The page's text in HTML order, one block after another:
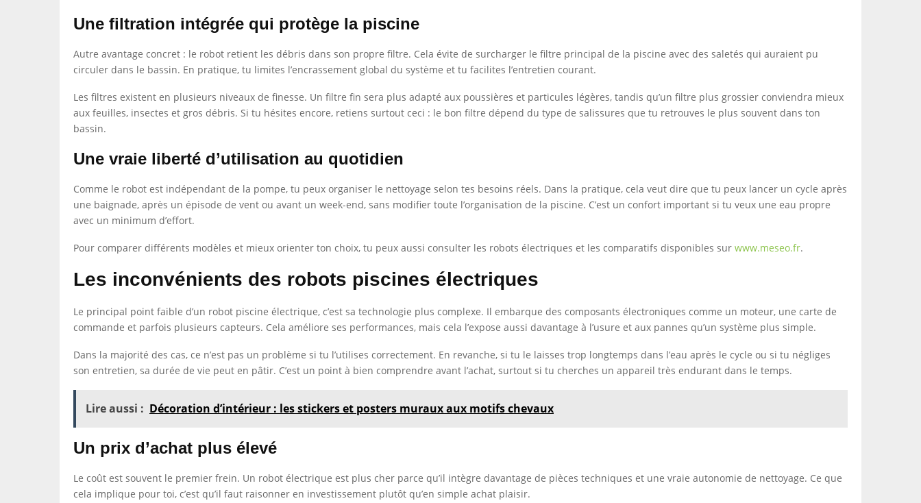
Une filtration intégrée qui protège la piscine
Autre avantage concret : le robot retient les débris dans son propre filtre. Cela évite de surcharger le filtre principal de la piscine avec des saletés qui auraient pu
circuler dans le bassin. En pratique, tu limites l’encrassement global du système et tu facilites l’entretien courant.
Les filtres existent en plusieurs niveaux de finesse. Un filtre fin sera plus adapté aux poussières et particules légères, tandis qu’un filtre plus grossier conviendra mieux
aux feuilles, insectes et gros débris. Si tu hésites encore, retiens surtout ceci : le bon filtre dépend du type de salissures que tu retrouves le plus souvent dans ton
bassin.
Une vraie liberté d’utilisation au quotidien
Comme le robot est indépendant de la pompe, tu peux organiser le nettoyage selon tes besoins réels. Dans la pratique, cela veut dire que tu peux lancer un cycle après
une baignade, après un épisode de vent ou avant un week-end, sans modifier toute l’organisation de la piscine. C’est un confort important si tu veux une eau propre
avec un minimum d’effort.
Pour comparer différents modèles et mieux orienter ton choix, tu peux aussi consulter les robots électriques et les comparatifs disponibles sur www.meseo.fr.
Les inconvénients des robots piscines électriques
Le principal point faible d’un robot piscine électrique, c’est sa technologie plus complexe. Il embarque des composants électroniques comme un moteur, une carte de
commande et parfois plusieurs capteurs. Cela améliore ses performances, mais cela l’expose aussi davantage à l’usure et aux pannes qu’un système plus simple.
Dans la majorité des cas, ce n’est pas un problème si tu l’utilises correctement. En revanche, si tu le laisses trop longtemps dans l’eau après le cycle ou si tu négliges
son entretien, sa durée de vie peut en pâtir. C’est un point à bien comprendre avant l’achat, surtout si tu cherches un appareil très endurant dans le temps.
Lire aussi : Décoration d’intérieur : les stickers et posters muraux aux motifs chevaux
Un prix d’achat plus élevé
Le coût est souvent le premier frein. Un robot électrique est plus cher parce qu’il intègre davantage de pièces techniques et une vraie autonomie de nettoyage. Ce que
cela implique pour toi, c’est qu’il faut raisonner en investissement plutôt qu’en simple achat plaisir.